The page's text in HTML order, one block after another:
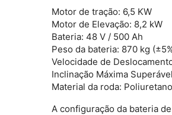
Motor de tração: 6,5 KW
Motor de Elevação: 8,2 kW
Bateria: 48 V / 500 Ah
Peso da bateria: 870 kg
Velocidade de
Inclinação Máxima
Material da roda:
A configuração da bateria